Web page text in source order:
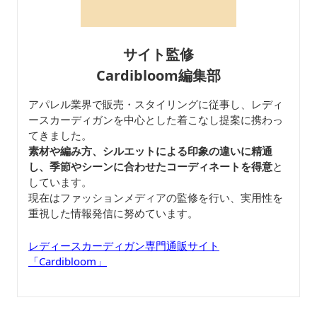
サイト監修
Cardibloom編集部
アパレル業界で販売・スタイリングに従事し、レディ
ースカーディガンを中心とした着こなし提案に携わっ
てきました。
素材や編み方、シルエットによる印象の違いに精通
し、季節やシーンに合わせたコーディネートを得意と
しています。
現在はファッションメディアの監修を行い、実用性を
重視した情報発信に努めています。
レディースカーディガン専門通販サイト
「Cardibloom」